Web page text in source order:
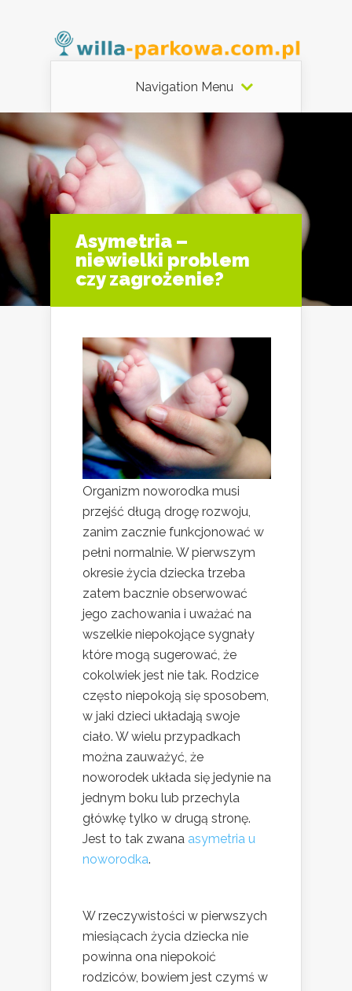
Navigation Menu
Asymetria –
niewielki problem
czy zagrożenie?
Organizm noworodka musi
przejść długą drogę rozwoju,
zanim zacznie funkcjonować w
pełni normalnie. W pierwszym
okresie życia dziecka trzeba
zatem bacznie obserwować
jego zachowania i uważać na
wszelkie niepokojące sygnały
które mogą sugerować, że
cokolwiek jest nie tak. Rodzice
często niepokoją się sposobem,
w jaki dzieci układają swoje
ciało. W wielu przypadkach
można zauważyć, że
noworodek układa się jedynie na
jednym boku lub przechyla
główkę tylko w drugą stronę.
Jest to tak zwana asymetria u
noworodka.
W rzeczywistości w pierwszych
miesiącach życia dziecka nie
powinna ona niepokoić
rodziców, bowiem jest czymś w